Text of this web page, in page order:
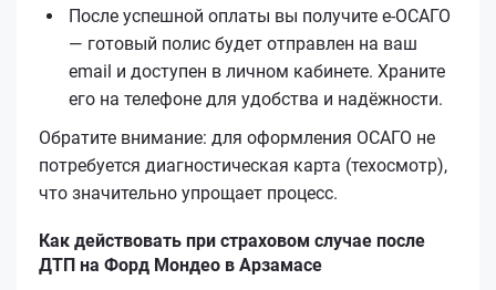
После успешной оплаты вы получите е‑ОСАГО
— готовый полис будет отправлен на ваш
email и доступен в личном кабинете. Храните
его на телефоне для удобства и надёжности.
Обратите внимание: для оформления ОСАГО не
потребуется диагностическая карта (техосмотр),
что значительно упрощает процесс.
Как действовать при страховом случае после
ДТП на Форд Мондео в Арзамасе